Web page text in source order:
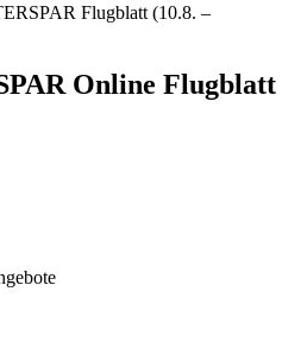
Flugblatt (10.8. –
Online Flugblatt